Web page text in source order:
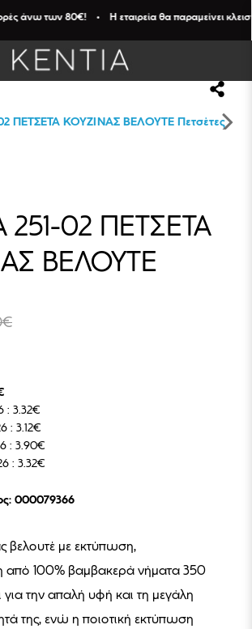
251-02 ΠΕΤΣΕΤΑ
ΒΕΛΟΥΤΕ
: 3.32€
: 3.12€
: 3.90€
: 3.32€
000079366
βελουτέ με εκτύπωση,
από 100% βαμβακερά νήματα 350
για την απαλή υφή και τη μεγάλη
της, ενώ η ποιοτική εκτύπωση
άνω των 80€! • Η εταιρεία θα παραμείνει